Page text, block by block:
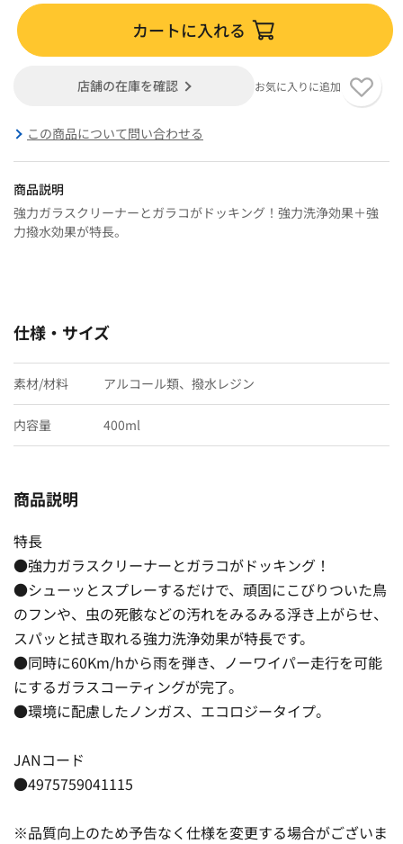
カートに入れる
店舗の在庫を確認 お気に入りに追加
この商品について問い合わせる
商品説明
強力ガラスクリーナーとガラコがドッキング！強力洗浄効果＋強
力撥水効果が特長。
仕様・サイズ
素材/材料 アルコール類、撥水レジン
内容量 400ml
商品説明
特長
●強力ガラスクリーナーとガラコがドッキング！
●シューッとスプレーするだけで、頑固にこびりついた鳥
のフンや、虫の死骸などの汚れをみるみる浮き上がらせ、
スパッと拭き取れる強力洗浄効果が特長です。
●同時に60Km/hから雨を弾き、ノーワイパー走行を可能
にするガラスコーティングが完了。
●環境に配慮したノンガス、エコロジータイプ。
JANコード
●4975759041115
※品質向上のため予告なく仕様を変更する場合がございま